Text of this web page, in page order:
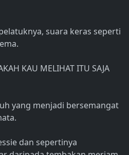
suara keras seperti
KAU MELIHAT ITU SAJA
yang menjadi bersemangat
dan sepertinya